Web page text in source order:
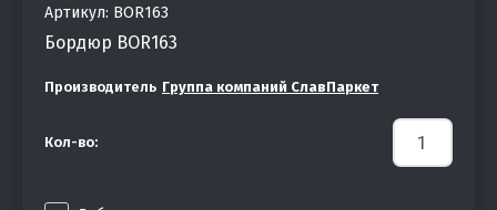
Артикул: BOR163
Бордюр BOR163
Производитель Группа компаний СлавПаркет
Кол-во: